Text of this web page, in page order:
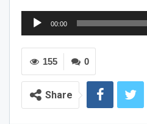
Trình
Audio
00:00
0
155
Share